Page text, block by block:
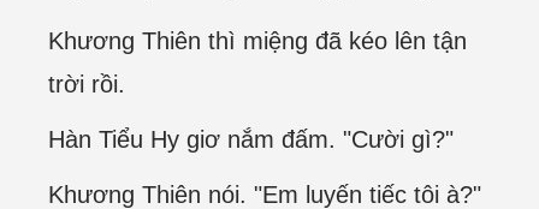
Khương Thiên thì miệng đã kéo lên tận
trời rồi.
Hàn Tiểu Hy giơ nắm đấm. "Cười gì?"
Khương Thiên nói. "Em luyến tiếc tôi à?"